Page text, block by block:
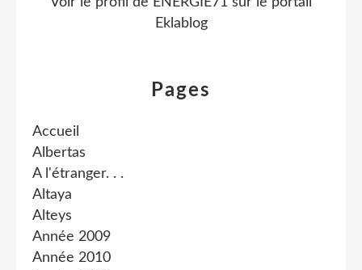
Pages
Accueil
Albertas
A l'étranger. . .
Altaya
Alteys
Année 2009
Année 2010
Eklablog